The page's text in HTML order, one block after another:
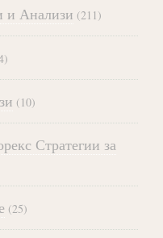
и Анализи (211)
(10)
Стратегии за
(25)